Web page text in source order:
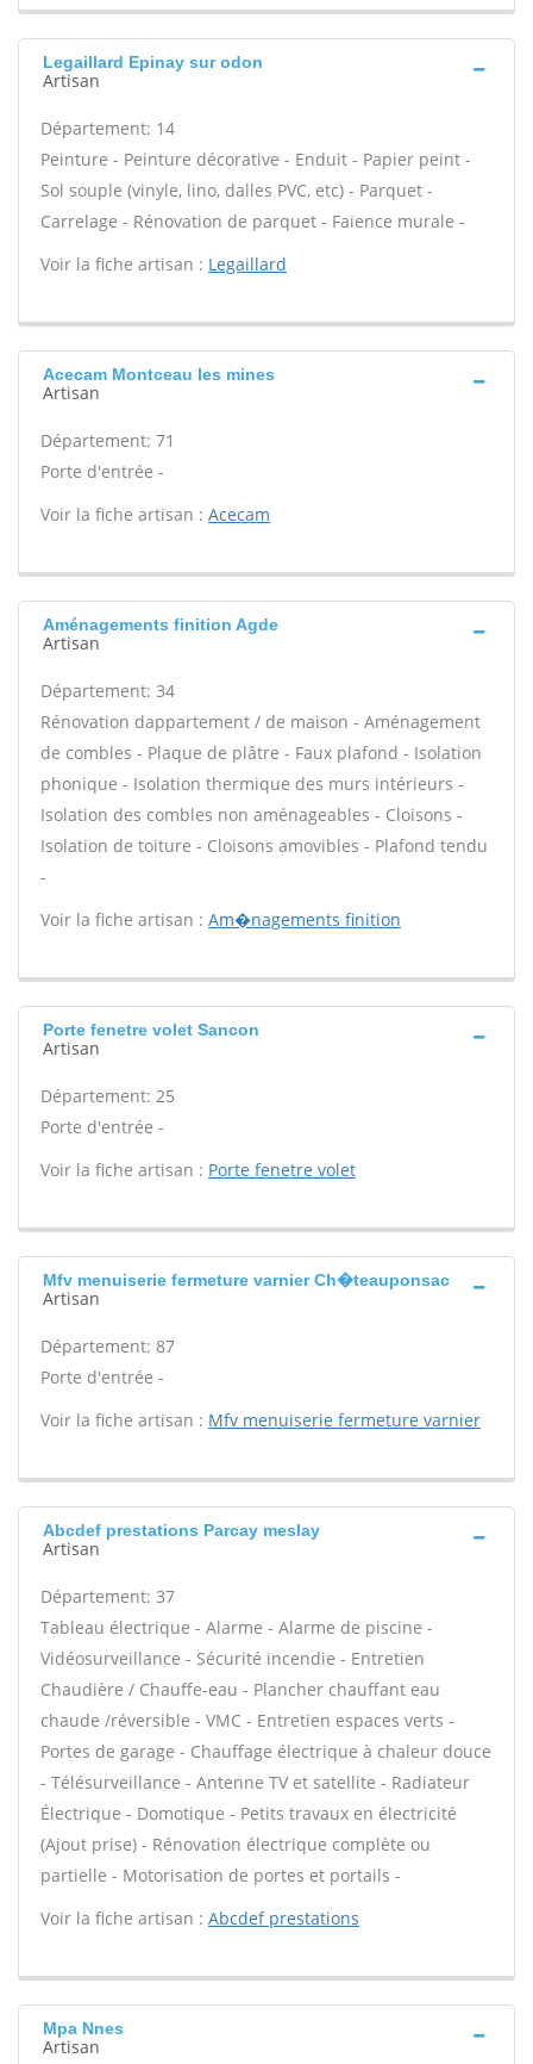
Legaillard Epinay sur odon
Artisan
Département: 14
Peinture - Peinture décorative - Enduit - Papier peint -
Sol souple (vinyle, lino, dalles PVC, etc) - Parquet -
Carrelage - Rénovation de parquet - Faïence murale -
Voir la fiche artisan : Legaillard
Acecam Montceau les mines
Artisan
Département: 71
Porte d'entrée -
Voir la fiche artisan : Acecam
Aménagements finition Agde
Artisan
Département: 34
Rénovation dappartement / de maison - Aménagement
de combles - Plaque de plâtre - Faux plafond - Isolation
phonique - Isolation thermique des murs intérieurs -
Isolation des combles non aménageables - Cloisons -
Isolation de toiture - Cloisons amovibles - Plafond tendu
-
Voir la fiche artisan : Am�nagements finition
Porte fenetre volet Sancon
Artisan
Département: 25
Porte d'entrée -
Voir la fiche artisan : Porte fenetre volet
Mfv menuiserie fermeture varnier Ch�teauponsac
Artisan
Département: 87
Porte d'entrée -
Voir la fiche artisan : Mfv menuiserie fermeture varnier
Abcdef prestations Parcay meslay
Artisan
Département: 37
Tableau électrique - Alarme - Alarme de piscine -
Vidéosurveillance - Sécurité incendie - Entretien
Chaudière / Chauffe-eau - Plancher chauffant eau
chaude /réversible - VMC - Entretien espaces verts -
Portes de garage - Chauffage électrique à chaleur douce
- Télésurveillance - Antenne TV et satellite - Radiateur
Électrique - Domotique - Petits travaux en électricité
(Ajout prise) - Rénovation électrique complète ou
partielle - Motorisation de portes et portails -
Voir la fiche artisan : Abcdef prestations
Mpa Nnes
Artisan